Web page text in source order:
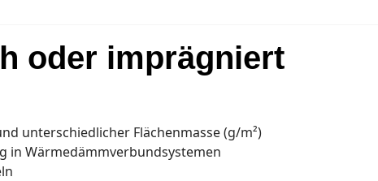
oder imprägniert
unterschiedlicher Flächenmasse (g/m²)
in Wärmedämmverbundsystemen